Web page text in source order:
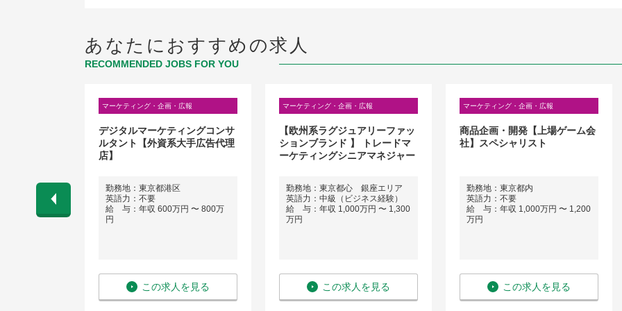
あなたにおすすめの求人
RECOMMENDED JOBS FOR YOU
区神田神保
〜 640万
マーケティング・企画・広報
デジタルマーケティングコンサ
ルタント【外資系大手広告代理
店】
勤務地：東京都港区
英語力：不要
給 与：年収 600万円 〜 800万
円
この求人を見る
マーケティング・企画・広報
【欧州系ラグジュアリーファッ
ションブランド 】 トレードマ
ーケティングシニアマネジャー
勤務地：東京都心 銀座エリア
英語力：中級（ビジネス経験）
給 与：年収 1,000万円 〜 1,300
万円
この求人を見る
マーケティング・企画・広報
商品企画・開発【上場ゲーム会
社】スペシャリスト
勤務地：東京都内
英語力：不要
給 与：年収 1,000万円 〜 1,200
万円
この求人を見る